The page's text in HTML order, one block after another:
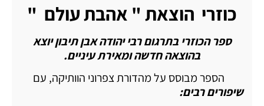
כוזרי הוצאת " אהבת עולם "
ספר הכוזרי בתרגום רבי יהודה אבן תיבון יוצא
בהוצאה חדשה ומאירת עיניים.
הספר מבוסס על מהדורת צפרוני הוותיקה, עם
שיפורים רבים: